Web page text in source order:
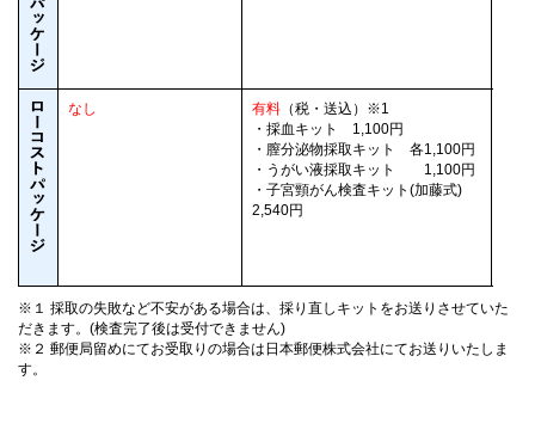
なし 有料 （税・送込）※1
・採血キット 1,100円
・膣分泌物採取キット 各1,100円
・うがい液採取キット 1,100円
・子宮頸がん検査キット(加藤式)
2,540円
※１ 採取の失敗など不安がある場合は、採り直しキットをお送りさせていた
だきます。(検査完了後は受付できません)
※２ 郵便局留めにてお受取りの場合は日本郵便株式会社にてお送りいたしま
す。